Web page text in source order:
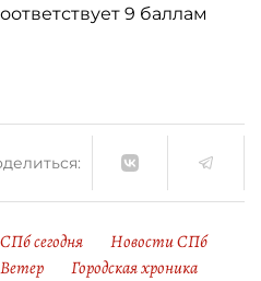
9 баллам
сегодня
Новости СПб
Ветер Городская хроника